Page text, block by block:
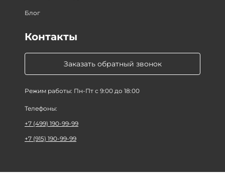
Блог
Заказать обратный звонок
Режим работы: Пн-Пт с 9:00 до 18:00
Контакты
Телефоны:
+7 (499) 190-99-99
+7 (915) 190-99-99